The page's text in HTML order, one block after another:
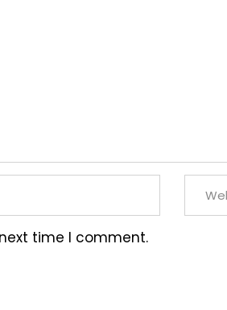
time I comment.